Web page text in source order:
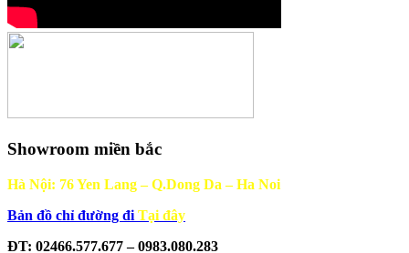
Showroom miền bắc
Hà Nội: 76 Yen Lang – Q.Dong Da – Ha Noi
Bản đồ chỉ đường đi Tại đây
ĐT: 02466.577.677 – 0983.080.283